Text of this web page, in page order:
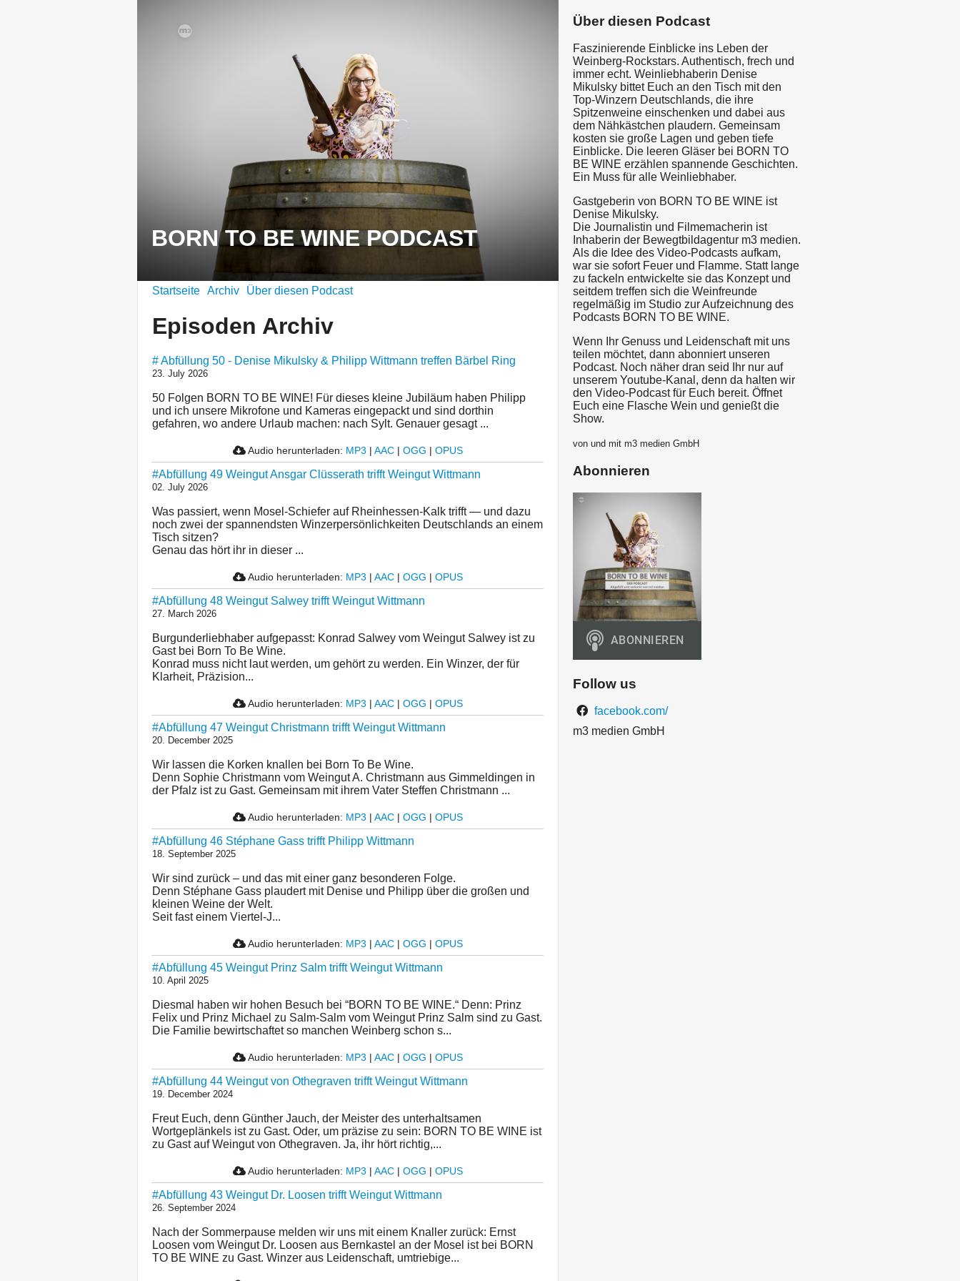
BORN TO BE WINE PODCAST
Startseite Archiv Über diesen Podcast
Episoden Archiv
# Abfüllung 50 - Denise Mikulsky & Philipp Wittmann treffen Bärbel Ring
23. July 2026
50 Folgen BORN TO BE WINE! Für dieses kleine Jubiläum haben Philipp
und ich unsere Mikrofone und Kameras eingepackt und sind dorthin
gefahren, wo andere Urlaub machen: nach Sylt. Genauer gesagt ...
Audio herunterladen: MP3 | AAC | OGG | OPUS
#Abfüllung 49 Weingut Ansgar Clüsserath trifft Weingut Wittmann
02. July 2026
Was passiert, wenn Mosel-Schiefer auf Rheinhessen-Kalk trifft — und dazu
noch zwei der spannendsten Winzerpersönlichkeiten Deutschlands an einem
Tisch sitzen?
Genau das hört ihr in dieser ...
Audio herunterladen: MP3 | AAC | OGG | OPUS
#Abfüllung 48 Weingut Salwey trifft Weingut Wittmann
27. March 2026
Burgunderliebhaber aufgepasst: Konrad Salwey vom Weingut Salwey ist zu
Gast bei Born To Be Wine.
Konrad muss nicht laut werden, um gehört zu werden. Ein Winzer, der für
Klarheit, Präzision...
Audio herunterladen: MP3 | AAC | OGG | OPUS
#Abfüllung 47 Weingut Christmann trifft Weingut Wittmann
20. December 2025
Wir lassen die Korken knallen bei Born To Be Wine.
Denn Sophie Christmann vom Weingut A. Christmann aus Gimmeldingen in
der Pfalz ist zu Gast. Gemeinsam mit ihrem Vater Steffen Christmann ...
Audio herunterladen: MP3 | AAC | OGG | OPUS
#Abfüllung 46 Stéphane Gass trifft Philipp Wittmann
18. September 2025
Wir sind zurück – und das mit einer ganz besonderen Folge.
Denn Stéphane Gass plaudert mit Denise und Philipp über die großen und
kleinen Weine der Welt.
Seit fast einem Viertel-J...
Audio herunterladen: MP3 | AAC | OGG | OPUS
#Abfüllung 45 Weingut Prinz Salm trifft Weingut Wittmann
10. April 2025
Diesmal haben wir hohen Besuch bei “BORN TO BE WINE.“ Denn: Prinz
Felix und Prinz Michael zu Salm-Salm vom Weingut Prinz Salm sind zu Gast.
Die Familie bewirtschaftet so manchen Weinberg schon s...
Audio herunterladen: MP3 | AAC | OGG | OPUS
#Abfüllung 44 Weingut von Othegraven trifft Weingut Wittmann
19. December 2024
Freut Euch, denn Günther Jauch, der Meister des unterhaltsamen
Wortgeplänkels ist zu Gast. Oder, um präzise zu sein: BORN TO BE WINE ist
zu Gast auf Weingut von Othegraven. Ja, ihr hört richtig,...
Audio herunterladen: MP3 | AAC | OGG | OPUS
#Abfüllung 43 Weingut Dr. Loosen trifft Weingut Wittmann
26. September 2024
Nach der Sommerpause melden wir uns mit einem Knaller zurück: Ernst
Loosen vom Weingut Dr. Loosen aus Bernkastel an der Mosel ist bei BORN
TO BE WINE zu Gast. Winzer aus Leidenschaft, umtriebige...
Über diesen Podcast
Faszinierende Einblicke ins Leben der
Weinberg-Rockstars. Authentisch, frech und
immer echt. Weinliebhaberin Denise
Mikulsky bittet Euch an den Tisch mit den
Top-Winzern Deutschlands, die ihre
Spitzenweine einschenken und dabei aus
dem Nähkästchen plaudern. Gemeinsam
kosten sie große Lagen und geben tiefe
Einblicke. Die leeren Gläser bei BORN TO
BE WINE erzählen spannende Geschichten.
Ein Muss für alle Weinliebhaber.
Gastgeberin von BORN TO BE WINE ist
Denise Mikulsky.
Die Journalistin und Filmemacherin ist
Inhaberin der Bewegtbildagentur m3 medien.
Als die Idee des Video-Podcasts aufkam,
war sie sofort Feuer und Flamme. Statt lange
zu fackeln entwickelte sie das Konzept und
seitdem treffen sich die Weinfreunde
regelmäßig im Studio zur Aufzeichnung des
Podcasts BORN TO BE WINE.
Wenn Ihr Genuss und Leidenschaft mit uns
teilen möchtet, dann abonniert unseren
Podcast. Noch näher dran seid Ihr nur auf
unserem Youtube-Kanal, denn da halten wir
den Video-Podcast für Euch bereit. Öffnet
Euch eine Flasche Wein und genießt die
Show.
von und mit m3 medien GmbH
Abonnieren
Follow us
facebook.com/
m3 medien GmbH